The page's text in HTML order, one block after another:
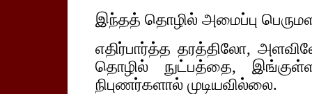
இந்தத் தொழில் அமைப்பு
எதிர்பார்த்த தரத்திலோ,
தொழில் நுட்பத்தை,
நிபுணர்களால் முடியவில்லை.